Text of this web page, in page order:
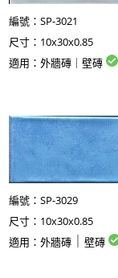
編號： SP-3021
尺寸： 10x30x0.85
適用：外牆磚｜壁磚
編號： SP-3029
尺寸： 10x30x0.85
適用： 外牆磚 壁磚